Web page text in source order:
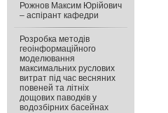
Рожнов Максим Юрійович
– аспірант кафедри
Розробка методів
геоінформаційного
моделювання
максимальних руслових
витрат під час весняних
повеней та літніх
дощових паводків у
водозбірних басейнах